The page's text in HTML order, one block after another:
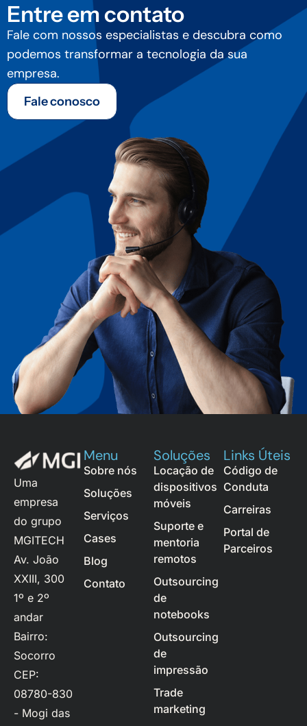
Entre em contato
Fale com nossos especialistas e descubra como
podemos transformar a tecnologia da sua
empresa.
Fale conosco
Uma
empresa
do grupo
MGITECH
Av. João
XXIII, 300
1º e 2º
andar
Bairro:
Socorro
CEP:
08780-830
- Mogi das
Menu
Sobre nós
Soluções
Serviços
Cases
Blog
Contato
Soluções
Locação de
dispositivos
móveis
Suporte e
mentoria
remotos
Outsourcing
de
notebooks
Outsourcing
de
impressão
Trade
marketing
Links Úteis
Código de
Conduta
Carreiras
Portal de
Parceiros